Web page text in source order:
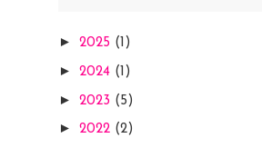
► 2025 (1)
► 2024 (1)
► 2023 (5)
► 2022 (2)